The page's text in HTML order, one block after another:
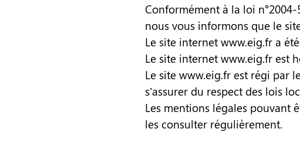
Conformément à la loi
nous vous informons que le
Le site internetwww.eig.fra
Le site internet www.eig.fr est
Le sitewww.eig.fr est régi par
s’assurer du respect des lois
Les mentions légales pouvant
les consulter régulièrement.